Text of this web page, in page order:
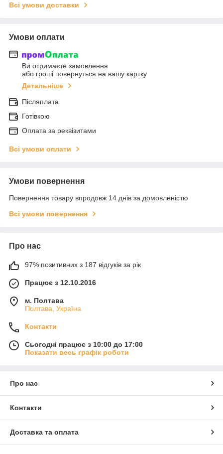
Всі умови доставки
Умови оплати
Ви отримаєте замовлення
або гроші повернуться на вашу картку
Детальніше
Післяплата
Готівкою
Оплата за реквізитами
Всі умови оплати
Умови повернення
Повернення товару впродовж 14 днів за домовленістю
Всі умови повернення
Про нас
97% позитивних з 187 відгуків за рік
Працює з 12.10.2016
м. Полтава
Полтава, Україна
Контакти
Сьогодні працює з 10:00 до 17:00
Показати весь графік роботи
Про нас
Контакти
Доставка та оплата